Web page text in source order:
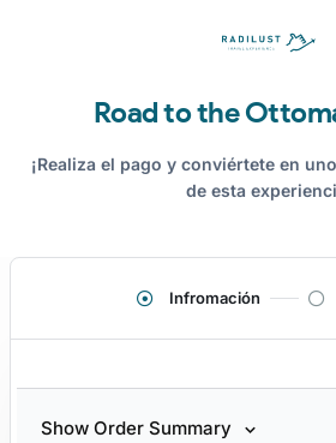
Road to the
¡Realiza el pago y conviértete en
de esta
Infromación
Show Order Summary